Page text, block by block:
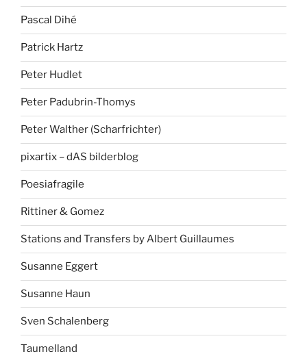
Pascal Dihé
Patrick Hartz
Peter Hudlet
Peter Padubrin-Thomys
Peter Walther (Scharfrichter)
pixartix – dAS bilderblog
Poesiafragile
Rittiner & Gomez
Stations and Transfers by Albert Guillaumes
Susanne Eggert
Susanne Haun
Sven Schalenberg
Taumelland